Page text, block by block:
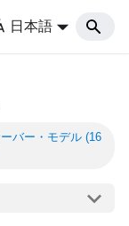
日本語
バー・モデル (16